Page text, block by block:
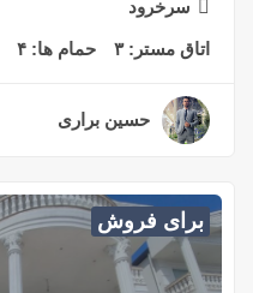
سرخرود
اتاق مستر:۳ حمام ها: ۴
حسین براری
برای فروش